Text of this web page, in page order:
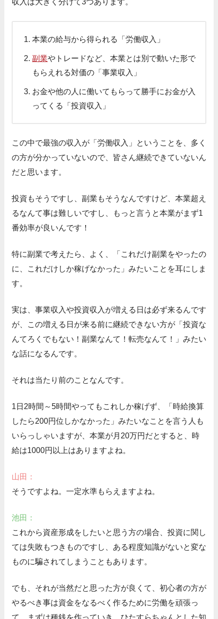
収入は大きく分けて3つあります。
本業の給与から得られる「労働収入」
副業やトレードなど、本業とは別で動いた形で
もらえれる対価の「事業収入」
お金や他の人に働いてもらって勝手にお金が入
ってくる「投資収入」
この中で最強の収入が「労働収入」ということを、多く
の方が分かっていないので、皆さん継続できていないん
だと思います。
投資もそうですし、副業もそうなんですけど、本業超え
るなんて事は難しいですし、もっと言うと本業がまず1
番効率が良いんです！
特に副業で考えたら、よく、「これだけ副業をやったの
に、これだけしか稼げなかった」みたいことを耳にしま
す。
実は、事業収入や投資収入が増える日は必ず来るんです
が、この増える日が来る前に継続できない方が「投資な
んてろくでもない！副業なんて！転売なんて！」みたい
な話になるんです。
それは当たり前のことなんです。
1日2時間～5時間やってもこれしか稼げず、「時給換算
したら200円位しかなかった」みたいなことを言う人も
いらっしゃいますが、本業が月20万円だとすると、時
給は1000円以上はありますよね。
山田：
そうですよね。一定水準もらえますよね。
池田：
これから資産形成をしたいと思う方の場合、投資に関し
ては失敗もつきものですし、ある程度知識がないと変な
ものに騙されてしまうこともあります。
でも、それが当然だと思った方が良くて、初心者の方が
やるべき事は資金をなるべく作るために労働を頑張っ